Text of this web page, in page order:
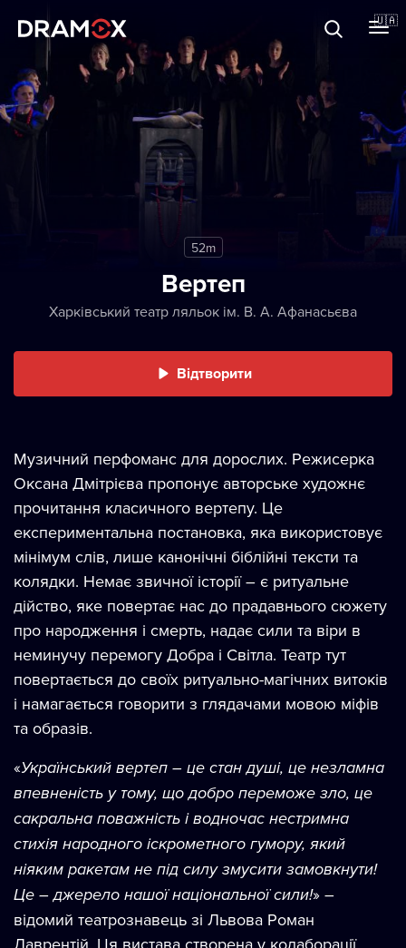
🇺🇦
Cертифікати
Зареєструватися
52m
Вертеп
Харківський театр ляльок ім. В. А. Афанасьєва
Відтворити
Музичний перфоманс для дорослих. Режисерка
Оксана Дмітрієва пропонує авторське художнє
прочитання класичного вертепу. Це
експериментальна постановка, яка використовує
мінімум слів, лише канонічні біблійні тексти та
колядки. Немає звичної історії – є ритуальне
дійство, яке повертає нас до прадавнього сюжету
про народження і смерть, надає сили та віри в
неминучу перемогу Добра і Світла. Театр тут
повертається до своїх ритуально-магічних витоків
і намагається говорити з глядачами мовою міфів
та образів.
«Український вертеп – це стан душі, це незламна
впевненість у тому, що добро переможе зло, це
сакральна поважність і водночас нестримна
стихія народного іскрометного гумору, який
ніяким ракетам не під силу змусити замовкнути!
Це – джерело нашої національної сили!» –
відомий театрознавець зі Львова Роман